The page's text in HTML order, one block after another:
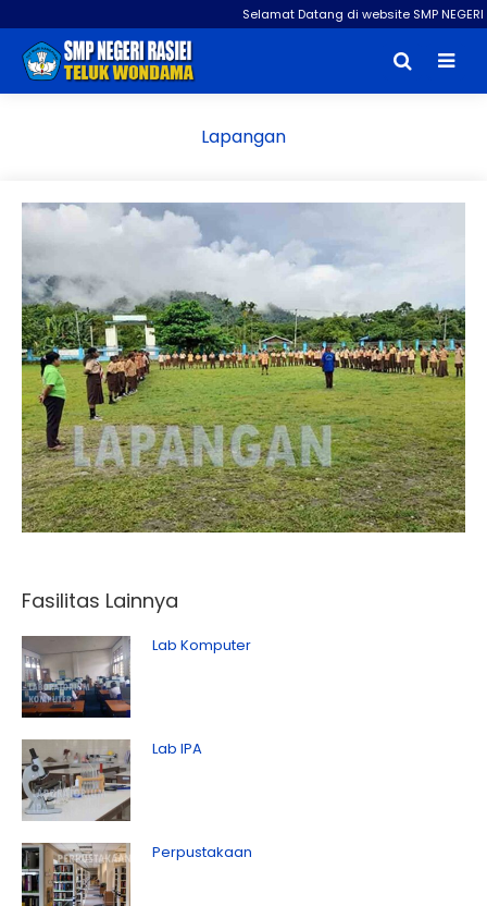
Selamat Datang di website SMP NEGERI
Lapangan
Fasilitas Lainnya
Lab Komputer
Lab IPA
Perpustakaan